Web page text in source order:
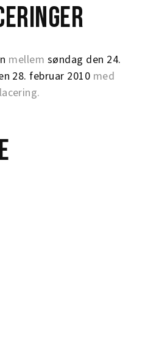
mellem søndag den 24.
28. februar 2010 med